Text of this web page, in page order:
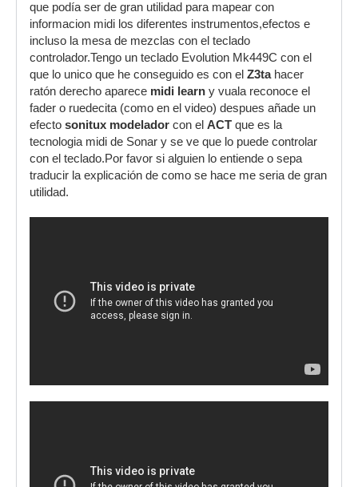
que podía ser de gran utilidad para mapear con
informacion midi los diferentes instrumentos,efectos e
incluso la mesa de mezclas con el teclado
controlador.Tengo un teclado Evolution Mk449C con el
que lo unico que he conseguido es con el Z3tahacer
ratón derecho aparece midi learn y vuala reconoce el
fader o ruedecita (como en el video) despues añade un
efecto sonitux modelador con el ACT que es la
tecnologia midi de Sonar y se ve que lo puede controlar
con el teclado.Por favor si alguien lo entiende o sepa
traducir la explicación de como se hace me seria de gran
utilidad.